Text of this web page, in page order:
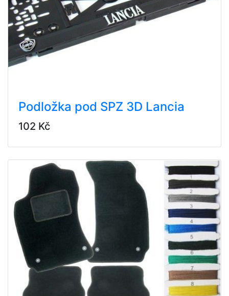
Podložka pod SPZ 3D Lancia
102 Kč